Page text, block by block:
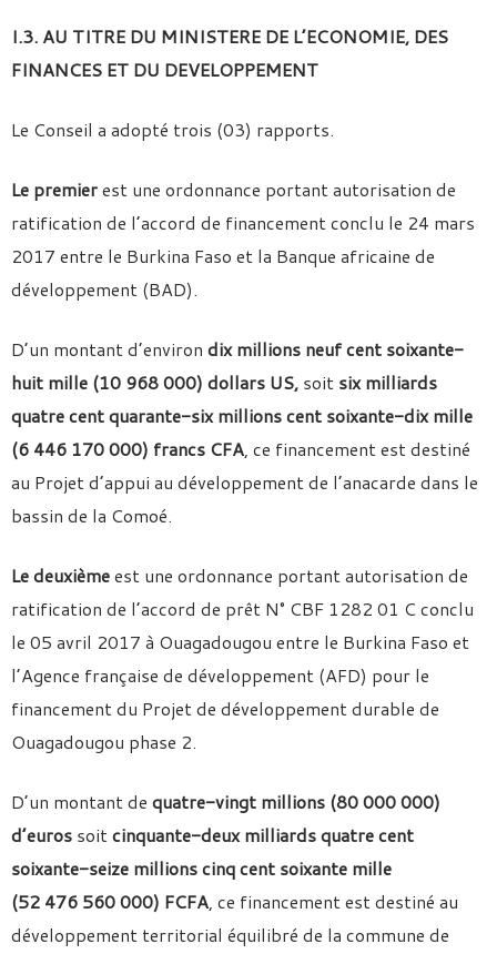
I.3. AU TITRE DU MINISTERE DE L’ECONOMIE, DES
FINANCES ET DU DEVELOPPEMENT
Le Conseil a adopté trois (03) rapports.
Le premierest une ordonnance portant autorisation de
ratification de l’accord de financement conclu le 24 mars
2017 entre le Burkina Faso et la Banque africaine de
développement (BAD).
D’un montant d’environ dix millions neuf cent soixante-
huit mille (10 968 000) dollars US, soit six milliards
quatre cent quarante-six millions cent soixante-dix mille
(6 446 170 000) francs CFA, ce financement est destiné
au Projet d’appui au développement de l’anacarde dans le
bassin de la Comoé.
Le deuxièmeest une ordonnance portant autorisation de
ratification de l’accord de prêt N° CBF 1282 01 C conclu
le 05 avril 2017 à Ouagadougou entre le Burkina Faso et
l’Agence française de développement (AFD) pour le
financement du Projet de développement durable de
Ouagadougou phase 2.
D’un montant de quatre-vingt millions (80 000 000)
d’euros soitcinquante-deux milliards quatre cent
soixante-seize millions cinq cent soixante mille
(52 476 560 000) FCFA, ce financement est destiné au
développement territorial équilibré de la commune de